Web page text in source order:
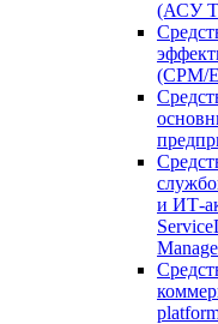
(АСУ
(CPM/
и ИТ-